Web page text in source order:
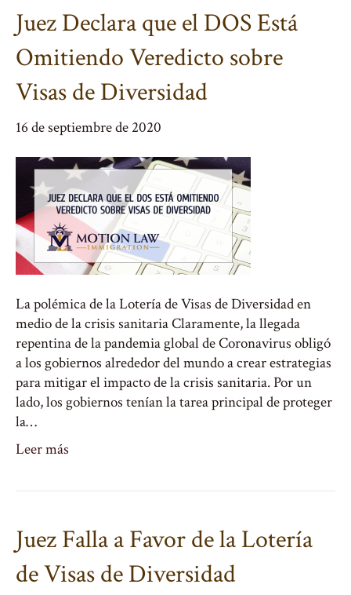
Juez Declara que el DOS Está
Omitiendo Veredicto sobre
Visas de Diversidad
16 de septiembre de 2020
La polémica de la Lotería de Visas de Diversidad en
medio de la crisis sanitaria Claramente, la llegada
repentina de la pandemia global de Coronavirus obligó
a los gobiernos alrededor del mundo a crear estrategias
para mitigar el impacto de la crisis sanitaria. Por un
lado, los gobiernos tenían la tarea principal de proteger
la…
Leer más
Juez Falla a Favor de la Lotería
de Visas de Diversidad